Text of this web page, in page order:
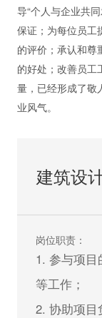
导“个人与企业共
保证；为每位员工
的评价；承认和尊
的好处；改善员工
量，已经形成了敬
业风气。
建筑设
岗位职责：
1. 参与项
等工作；
2. 协助项目